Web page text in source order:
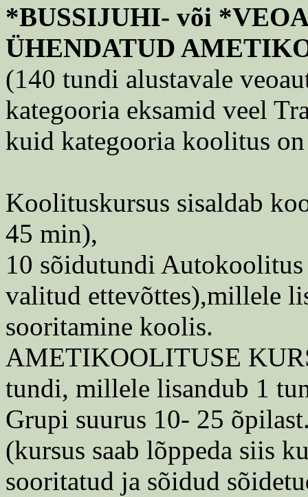
*BUSSIJUHI- või
ÜHENDATUD
(140 tundi alustavale
kategooria eksamid veel
kuid kategooria koolitus
Koolituskursus sisaldab
45 min),
10 sõidutundi
valitud ettevõttes),millele
sooritamine koolis.
AMETIKOOLITUSE
tundi, millele lisandub 1
Grupi suurus 10- 25
(kursus saab lõppeda siis
sooritatud ja sõidud